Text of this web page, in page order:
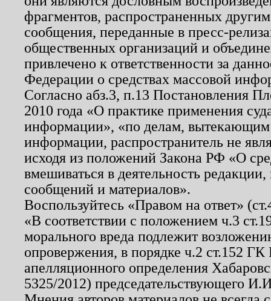
фрагментов, распространенных
сообщения, переданные в пресс-
общественных организаций и
привлечено к ответственности за
Федерации о средствах массовой
Согласно абз.3, п.13 Постановления
2010 года «О практике применения
информации», «по делам, вытекающим
информации, распространитель не
исходя из положений Закона РФ «О
вмешиваться в деятельность
сообщений и материалов».
Воспользуйтесь «Правом на ответ»
«В соответствии с положением ч.3
морального вреда подлежит
опровержения, в порядке ч.2 ст.152
апелляционного определения
5325/2012) председательствующего